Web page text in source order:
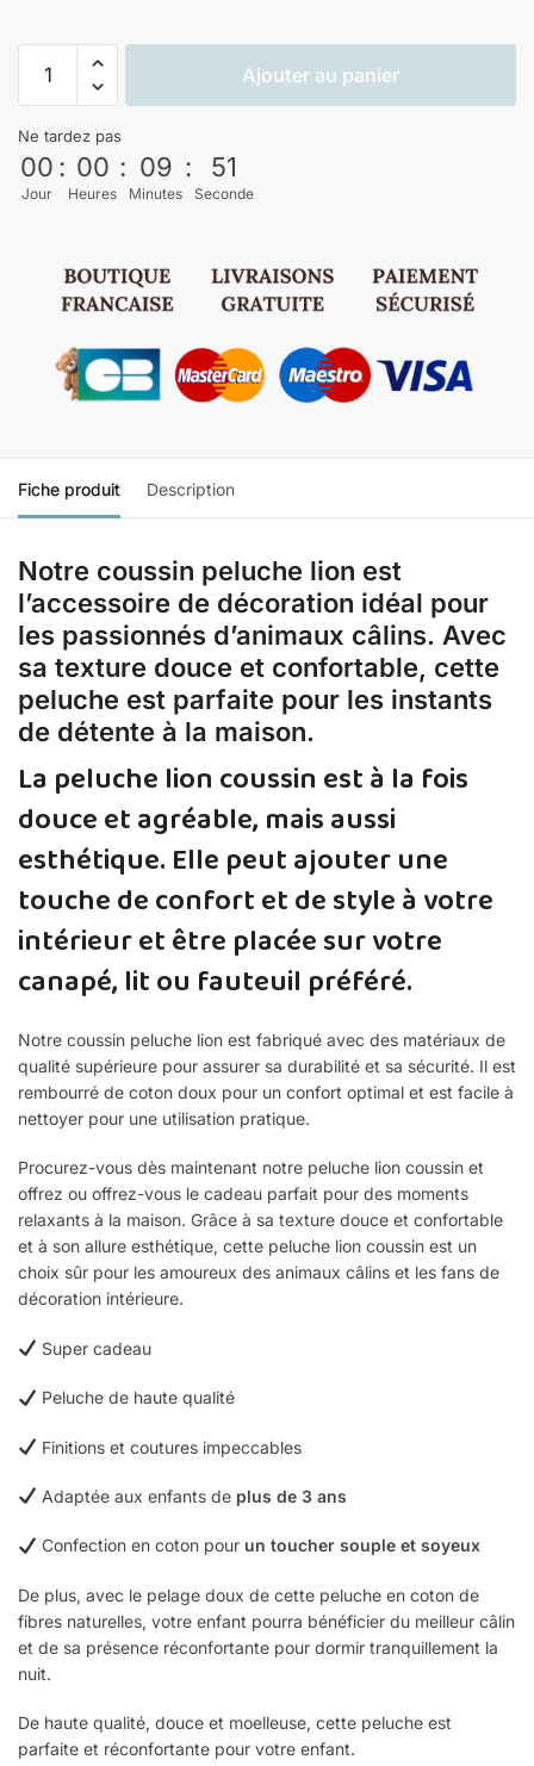
Ajouter au panier
Ne tardez pas
00
Jour
: 00
Heures
: 09
Minutes
: 51
Seconde
Fiche produit Description
Notre coussin peluche lion est
l’accessoire de décoration idéal pour
les passionnés d’animaux câlins. Avec
sa texture douce et confortable, cette
peluche est parfaite pour les instants
de détente à la maison.
La peluche lion coussin est à la fois
douce et agréable, mais aussi
esthétique. Elle peut ajouter une
touche de confort et de style à votre
intérieur et être placée sur votre
canapé, lit ou fauteuil préféré.
Notre coussin peluche lion est fabriqué avec des matériaux de
qualité supérieure pour assurer sa durabilité et sa sécurité. Il est
rembourré de coton doux pour un confort optimal et est facile à
nettoyer pour une utilisation pratique.
Procurez-vous dès maintenant notre peluche lion coussin et
offrez ou offrez-vous le cadeau parfait pour des moments
relaxants à la maison. Grâce à sa texture douce et confortable
et à son allure esthétique, cette peluche lion coussin est un
choix sûr pour les amoureux des animaux câlins et les fans de
décoration intérieure.
Super cadeau
Peluche de haute qualité
Finitions et coutures impeccables
Adaptée aux enfants de plus de 3 ans
Confection en coton pour un toucher souple et soyeux
De plus, avec le pelage doux de cette peluche en coton de
fibres naturelles, votre enfant pourra bénéficier du meilleur câlin
et de sa présence réconfortante pour dormir tranquillement la
nuit.
De haute qualité, douce et moelleuse, cette peluche est
parfaite et réconfortante pour votre enfant.